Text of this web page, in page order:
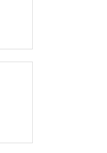
구·군 승진 축하화분 관행 없애자니 소상공인 울상